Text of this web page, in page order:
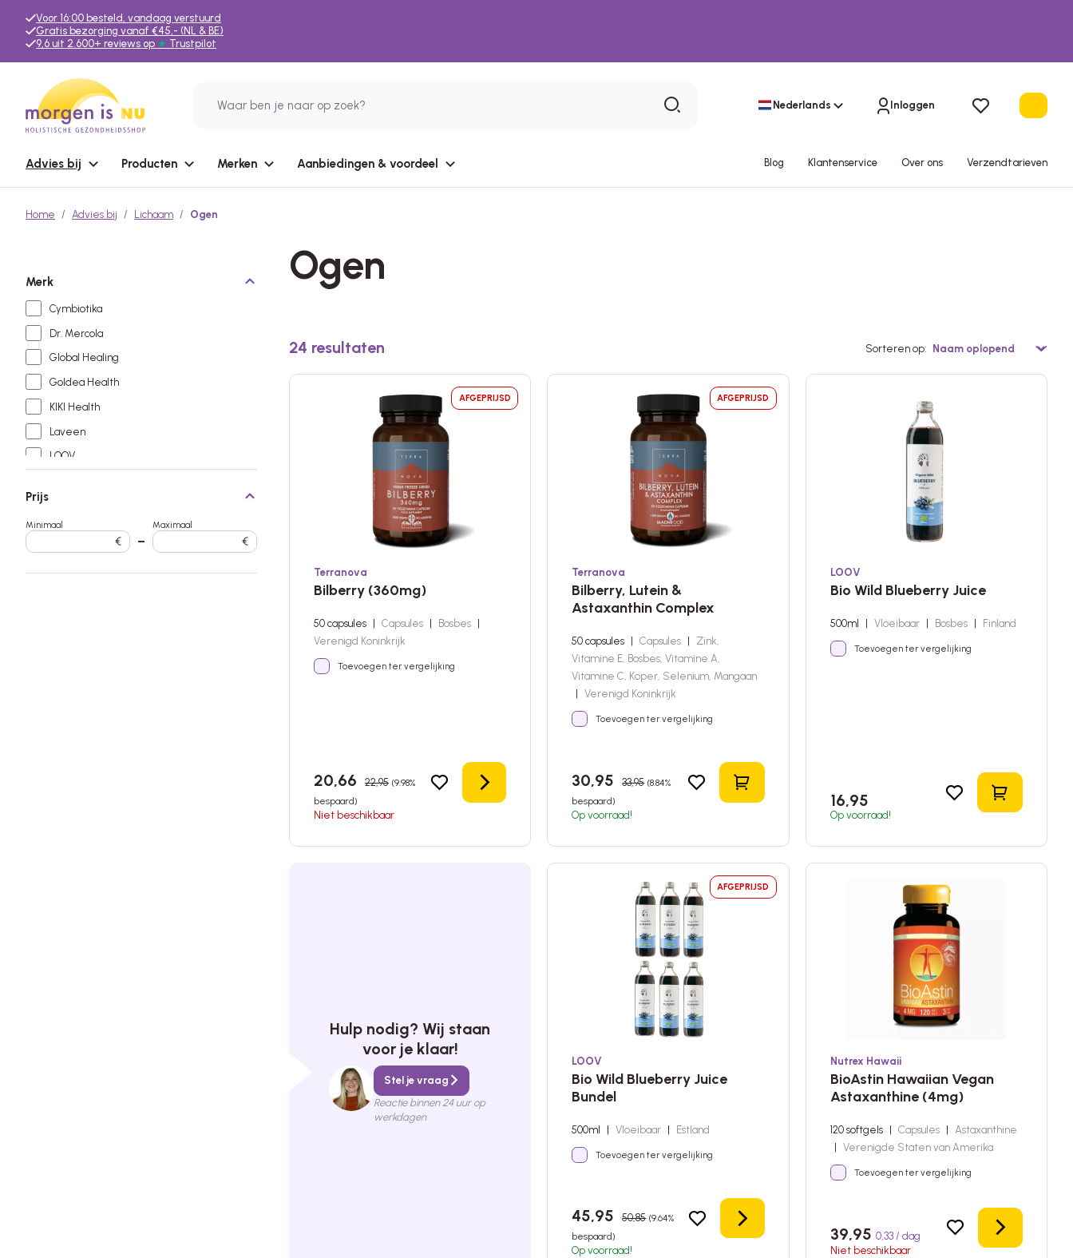
Voor 16:00 besteld, vandaag verstuurd
Gratis bezorging vanaf €45,- (NL & BE)
9,6 uit 2.600+ reviews op ★ Trustpilot
Nederlands Inloggen
Advies bij Producten Merken Aanbiedingen & voordeel Blog Klantenservice Over ons Verzendtarieven
Home Advies bij Lichaam Ogen
Merk
Cymbiotika
Dr. Mercola
Global Healing
Goldea Health
KIKI Health
Laveen
LOOV
Nature's Answer
Nutrex Hawaii
Prijs
Minimaal
€ –
Maximaal
€
Ogen
24 resultaten Sorteren op
AFGEPRIJSD
Terranova
Bilberry (360mg)
50 capsules Capsules Bosbes
Verenigd Koninkrijk
Toevoegen ter vergelijking
20,66 22,95 (9.98%
bespaard)
Niet beschikbaar
Details
AFGEPRIJSD
Terranova
Bilberry, Lutein &
Astaxanthin Complex
50 capsules Capsules
Zink,
Vitamine E, Bosbes, Vitamine A,
Vitamine C, Koper, Selenium, Mangaan
Verenigd Koninkrijk
Toevoegen ter vergelijking
30,95 33,95 (8.84%
bespaard)
Op voorraad!
In het winkelmandje
LOOV
Bio Wild Blueberry Juice
500ml Vloeibaar Bosbes Finland
Toevoegen ter vergelijking
16,95
Op voorraad!
In het
Hulp nodig? Wij staan
voor je klaar!
Stel je vraag
Reactie binnen 24 uur op
werkdagen
AFGEPRIJSD
LOOV
Bio Wild Blueberry Juice
Bundel
500ml | Vloeibaar | Estland
Toevoegen ter vergelijking
45,95 50,85 (9.64%
bespaard)
Op voorraad!
Details
Nutrex Hawaii
BioAstin Hawaiian Vegan
Astaxanthine (4mg)
120 softgels | Capsules |
Astaxanthine
| Verenigde Staten van Amerika
Toevoegen ter vergelijking
39,95 0,33 / dag
Niet beschikbaar
Details